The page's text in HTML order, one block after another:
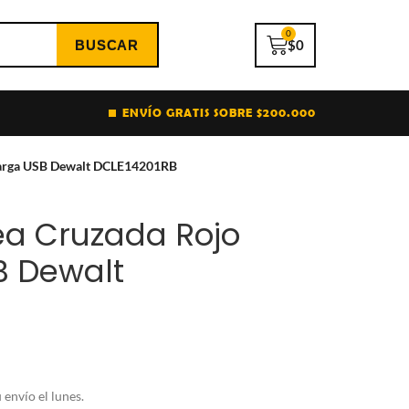
$0
0
ENVÍO GRATIS SOBRE $200.000
USB Dewalt DCLE14201RB
Cruzada Rojo
Dewalt
el lunes.